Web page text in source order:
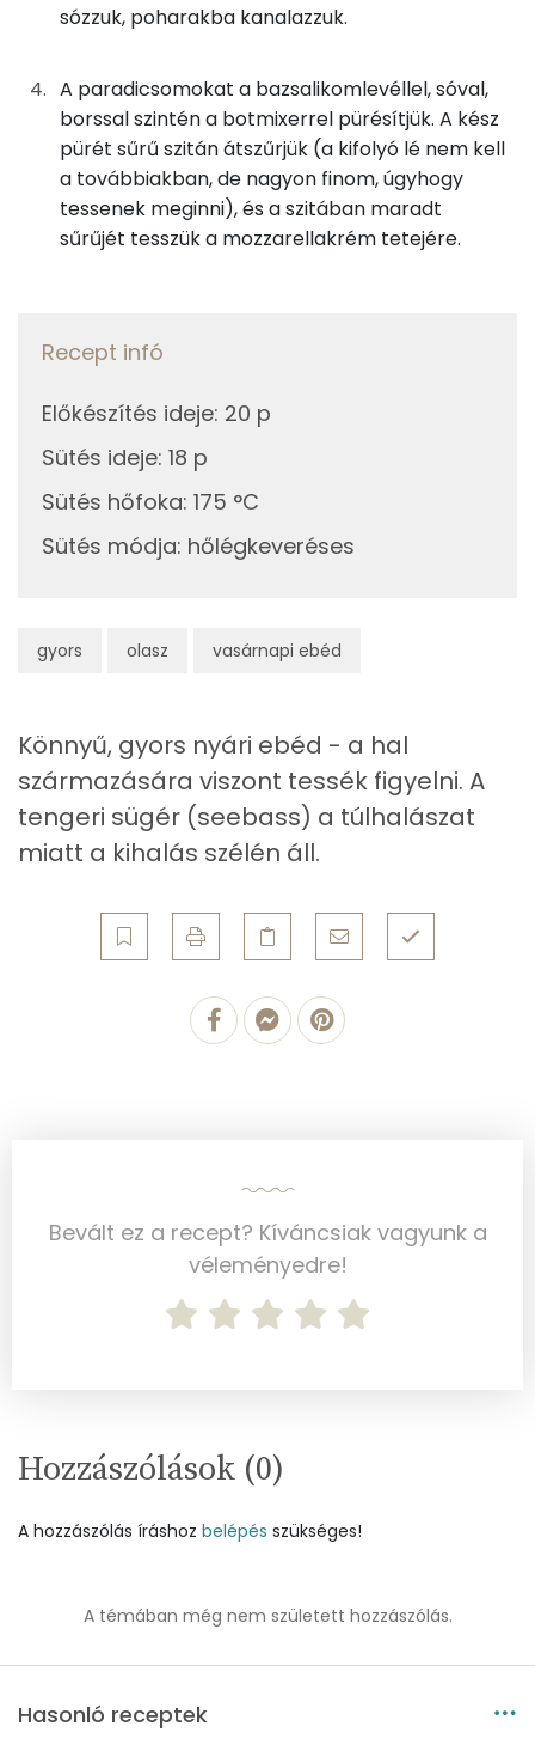
gyors olasz vasárnapi ebéd
A halhoz
185gsügér
108 kcal
5gkakukkfű
5 kcal
0g só
0g
bors
Összesen
Szelén
TOP vitaminok
Kolin:
C vitamin:
E vitamin:
Niacin - B3 vitamin:
Fehérje
Összesen
Zsír
Telített zsírsav
Többszörösen telítetlen zsírsav
5 g
Koleszterin
144 mg
Összesen
2253.1 g
Magnézium
98 mg
Szénhidrát
Cukor
5 mg
sózzuk, poharakba kanalazzuk.
A paradicsomokat a bazsalikomlevéllel, sóval,
borssal szintén a botmixerrel pürésítjük. A kész
pürét sűrű szitán átszűrjük (a kifolyó lé nem kell
a továbbiakban, de nagyon finom, úgyhogy
tessenek meginni), és a szitában maradt
sűrűjét tesszük a mozzarellakrém tetejére.
Recept infó
Előkészítés ideje: 20 p
Sütés ideje: 18 p
Sütés hőfoka: 175 °C
Sütés módja: hőlégkeveréses
Könnyű, gyors nyári ebéd - a hal
származására viszont tessék figyelni. A
tengeri sügér (seebass) a túlhalászat
miatt a kihalás szélén áll.
Bevált ez a recept? Kíváncsiak vagyunk a
véleményedre!
Hozzászólások (0)
A hozzászólás íráshoz belépés szükséges!
A témában még nem született hozzászólás.
Hasonló receptek